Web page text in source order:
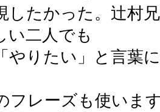
したかった。辻村
い二人でも
やりたい」と言葉
フレーズも使いま